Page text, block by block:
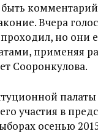
Вчера
но они
применяя
Сооронкулова.
палаты
участия в
осенью